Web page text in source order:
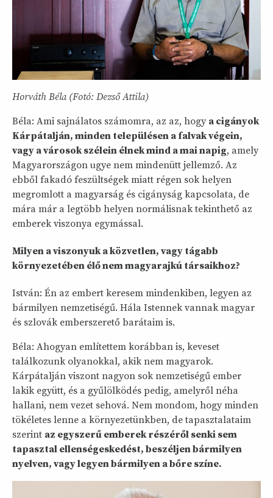
Horváth Béla (Fotó: Dezső Attila)
Béla: Ami sajnálatos számomra, az az, hogy a cigányok
Kárpátalján, minden településen a falvak végein,
vagy a városok szélein élnek mind a mai napig, amely
Magyarországon ugye nem mindenütt jellemző. Az
ebből fakadó feszültségek miatt régen sok helyen
megromlott a magyarság és cigányság kapcsolata, de
mára már a legtöbb helyen normálisnak tekinthető az
emberek viszonya egymással.
Milyen a viszonyuk a közvetlen, vagy tágabb
környezetében élő nem magyarajkú társaikhoz?
István: Én az embert keresem mindenkiben, legyen az
bármilyen nemzetiségű. Hála Istennek vannak magyar
és szlovák emberszerető barátaim is.
Béla: Ahogyan említettem korábban is, keveset
találkozunk olyanokkal, akik nem magyarok.
Kárpátalján viszont nagyon sok nemzetiségű ember
lakik együtt, és a gyűlölködés pedig, amelyről néha
hallani, nem vezet sehová. Nem mondom, hogy minden
tökéletes lenne a környezetünkben, de tapasztalataim
szerint az egyszerű emberek részéről senki sem
tapasztal ellenségeskedést, beszéljen bármilyen
nyelven, vagy legyen bármilyen a bőre színe.